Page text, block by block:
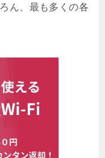
ん、最も多くの各